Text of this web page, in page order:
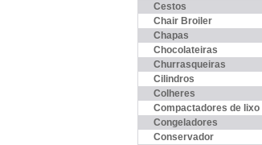
Cestos
Chair Broiler
Chapas
Chocolateiras
Churrasqueiras
Cilindros
Colheres
Compactadores de lixo
Congeladores
Conservador